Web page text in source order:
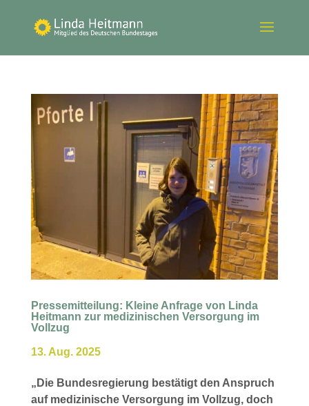
Pressemitteilung: Kleine Anfrage von Linda
Heitmann zur medizinischen Versorgung im
Vollzug
13. Aug. 2025
„Die Bundesregierung bestätigt den Anspruch
auf medizinische Versorgung im Vollzug, doch